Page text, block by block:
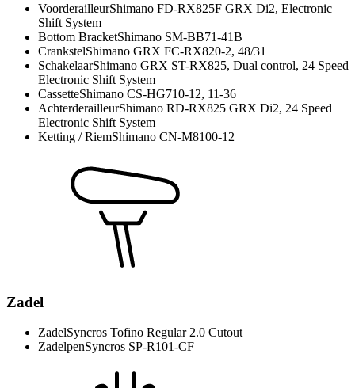
VoorderailleurShimano FD-RX825F GRX Di2, Electronic
Shift System
Bottom BracketShimano SM-BB71-41B
CrankstelShimano GRX FC-RX820-2, 48/31
SchakelaarShimano GRX ST-RX825, Dual control, 24 Speed
Electronic Shift System
CassetteShimano CS-HG710-12, 11-36
AchterderailleurShimano RD-RX825 GRX Di2, 24 Speed
Electronic Shift System
Ketting / RiemShimano CN-M8100-12
Zadel
ZadelSyncros Tofino Regular 2.0 Cutout
ZadelpenSyncros SP-R101-CF